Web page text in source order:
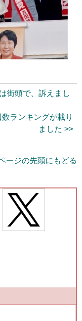
街頭で、訴えまし
ランキングが載り
ました >>
ージの先頭にもどる